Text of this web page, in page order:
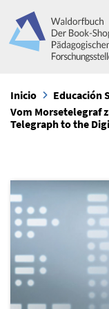
Inicio Educación
Vom Morsetelegraf
Telegraph to the